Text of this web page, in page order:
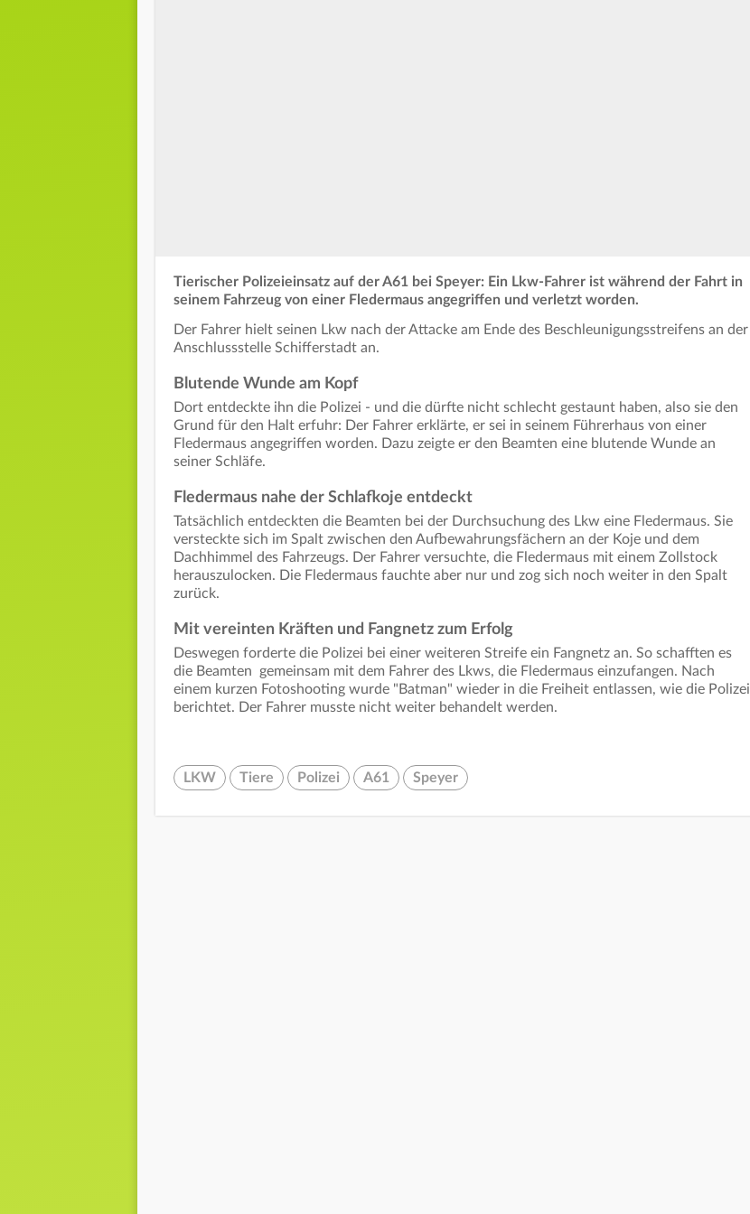
Tierischer Polizeieinsatz auf der A61 bei Speyer: Ein Lkw-Fahrer ist während der Fahrt in
seinem Fahrzeug von einer Fledermaus angegriffen und verletzt worden.
Der Fahrer hielt seinen Lkw nach der Attacke am Ende des Beschleunigungsstreifens an der
Anschlussstelle Schifferstadt an.
Blutende Wunde am Kopf
Dort entdeckte ihn die Polizei - und die dürfte nicht schlecht gestaunt haben, also sie den
Grund für den Halt erfuhr: Der Fahrer erklärte, er sei in seinem Führerhaus von einer
Fledermaus angegriffen worden. Dazu zeigte er den Beamten eine blutende Wunde an
seiner Schläfe.
Fledermaus nahe der Schlafkoje entdeckt
Tatsächlich entdeckten die Beamten bei der Durchsuchung des Lkw eine Fledermaus. Sie
versteckte sich im Spalt zwischen den Aufbewahrungsfächern an der Koje und dem
Dachhimmel des Fahrzeugs. Der Fahrer versuchte, die Fledermaus mit einem Zollstock
herauszulocken. Die Fledermaus fauchte aber nur und zog sich noch weiter in den Spalt
zurück.
Mit vereinten Kräften und Fangnetz zum Erfolg
Deswegen forderte die Polizei bei einer weiteren Streife ein Fangnetz an. So schafften es
die Beamten gemeinsam mit dem Fahrer des Lkws, die Fledermaus einzufangen. Nach
einem kurzen Fotoshooting wurde "Batman" wieder in die Freiheit entlassen, wie die Polizei
berichtet. Der Fahrer musste nicht weiter behandelt werden.
LKW Tiere Polizei A61 Speyer